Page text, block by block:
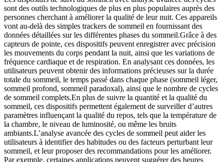
sont des outils technologiques de plus en plus populaires auprès des
personnes cherchant à améliorer la qualité de leur nuit. Ces appareils
vont au-delà des simples trackers de sommeil en fournissant des
données détaillées sur les différentes phases du sommeil.Grâce à des
capteurs de pointe, ces dispositifs peuvent enregistrer avec précision
les mouvements du corps pendant la nuit, ainsi que les variations de
fréquence cardiaque et de respiration. En analysant ces données, les
utilisateurs peuvent obtenir des informations précieuses sur la durée
totale du sommeil, le temps passé dans chaque phase (sommeil léger,
sommeil profond, sommeil paradoxal), ainsi que le nombre de cycles
de sommeil complets.En plus de suivre la quantité et la qualité du
sommeil, ces dispositifs permettent également de surveiller d’autres
paramètres influençant la qualité du repos, tels que la température de
la chambre, le niveau de luminosité, ou même les bruits
ambiants.L’analyse avancée des cycles de sommeil peut aider les
utilisateurs à identifier des habitudes ou des facteurs perturbant leur
sommeil, et leur proposer des recommandations pour les améliorer.
Par exemple, certaines applications peuvent suggérer des heures